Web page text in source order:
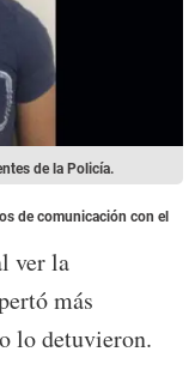
de la Policía.
de comunicación con el
ver la
más
lo detuvieron.